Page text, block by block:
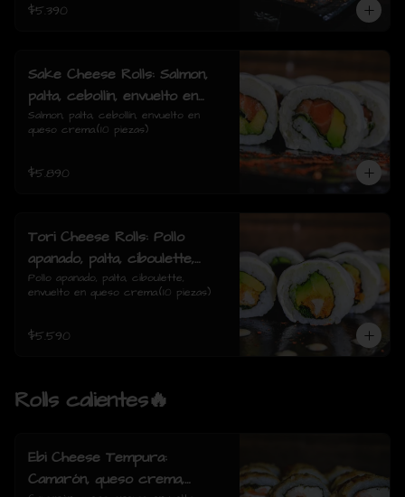
$5.390
Sake Cheese Rolls: Salmon,
palta, cebollin, envuelto en
queso crema.
Salmon, palta, cebollín, envuelto en
queso crema.(10 piezas)
$5.890
Tori Cheese Rolls: Pollo
apanado, palta, ciboulette,
envuelto en queso crema.
Pollo apanado, palta, ciboulette,
envuelto en queso crema.(10 piezas)
$5.590
Rolls calientes🔥
Ebi Cheese Tempura:
Camarón, queso crema,